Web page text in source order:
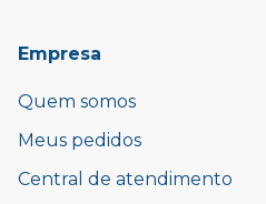
Empresa
Quem somos
Meus pedidos
Central de atendimento